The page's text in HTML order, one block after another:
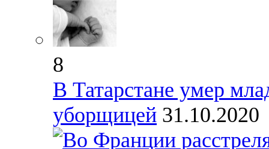
8
В Татарстане умер
уборщицей 31.10.2020